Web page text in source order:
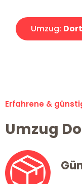
Umzug:
Erfahrene &
Umzug